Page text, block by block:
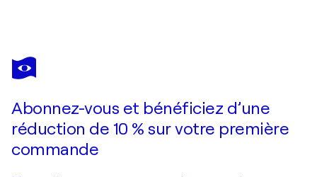
SHELTON WALSMITH
Forgotten Poem
Abonnez-vous et bénéficiez d’une
réduction de 10 % sur votre première
commande